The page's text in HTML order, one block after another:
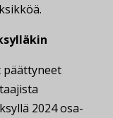
päättyneet
2024 osa-